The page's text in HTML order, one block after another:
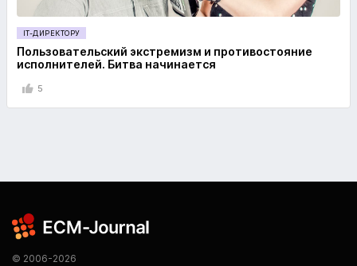
IT-ДИРЕКТОРУ
Пользовательский экстремизм и противостояние
исполнителей. Битва начинается
5
© 2006-2026